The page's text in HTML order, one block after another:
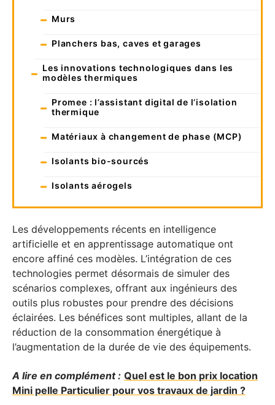
Murs
Planchers bas, caves et garages
Les innovations technologiques dans les
modèles thermiques
Promee : l’assistant digital de l’isolation
thermique
Matériaux à changement de phase (MCP)
Isolants bio-sourcés
Isolants aérogels
Les développements récents en intelligence
artificielle et en apprentissage automatique ont
encore affiné ces modèles. L’intégration de ces
technologies permet désormais de simuler des
scénarios complexes, offrant aux ingénieurs des
outils plus robustes pour prendre des décisions
éclairées. Les bénéfices sont multiples, allant de la
réduction de la consommation énergétique à
l’augmentation de la durée de vie des équipements.
A lire en complément : Quel est le bon prix location
Mini pelle Particulier pour vos travaux de jardin ?